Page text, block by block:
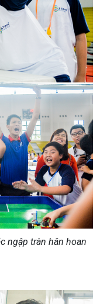
ngập tràn hân hoan